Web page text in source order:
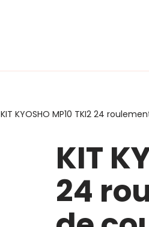
KIT KYOSHO MP10 TKI2 24
KIT
24